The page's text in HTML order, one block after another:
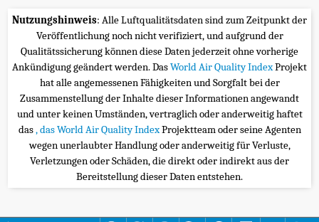
Nutzungshinweis: Alle Luftqualitätsdaten sind zum Zeitpunkt der
Veröffentlichung noch nicht verifiziert, und aufgrund der
Qualitätssicherung können diese Daten jederzeit ohne vorherige
Ankündigung geändert werden. DasWorld Air Quality IndexProjekt
hat alle angemessenen Fähigkeiten und Sorgfalt bei der
Zusammenstellung der Inhalte dieser Informationen angewandt
und unter keinen Umständen, vertraglich oder anderweitig haftet
das, das World Air Quality IndexProjektteam oder seine Agenten
wegen unerlaubter Handlung oder anderweitig für Verluste,
Verletzungen oder Schäden, die direkt oder indirekt aus der
Bereitstellung dieser Daten entstehen.